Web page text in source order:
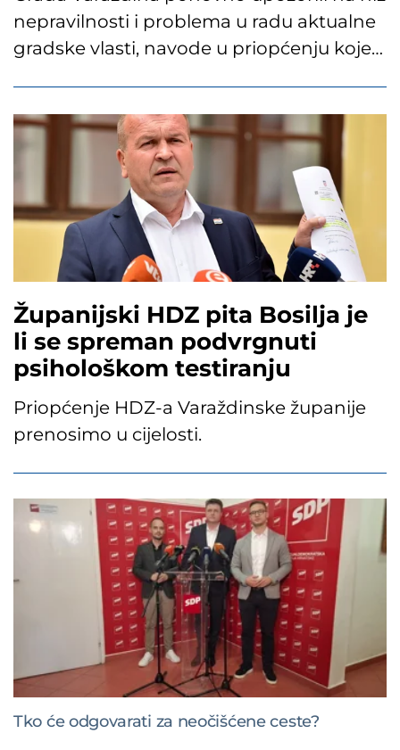
nepravilnosti i problema u radu aktualne
gradske vlasti, navode u priopćenju koje…
Županijski HDZ pita Bosilja je
li se spreman podvrgnuti
psihološkom testiranju
Priopćenje HDZ-a Varaždinske županije
prenosimo u cijelosti.
Tko će odgovarati za neočišćene ceste?